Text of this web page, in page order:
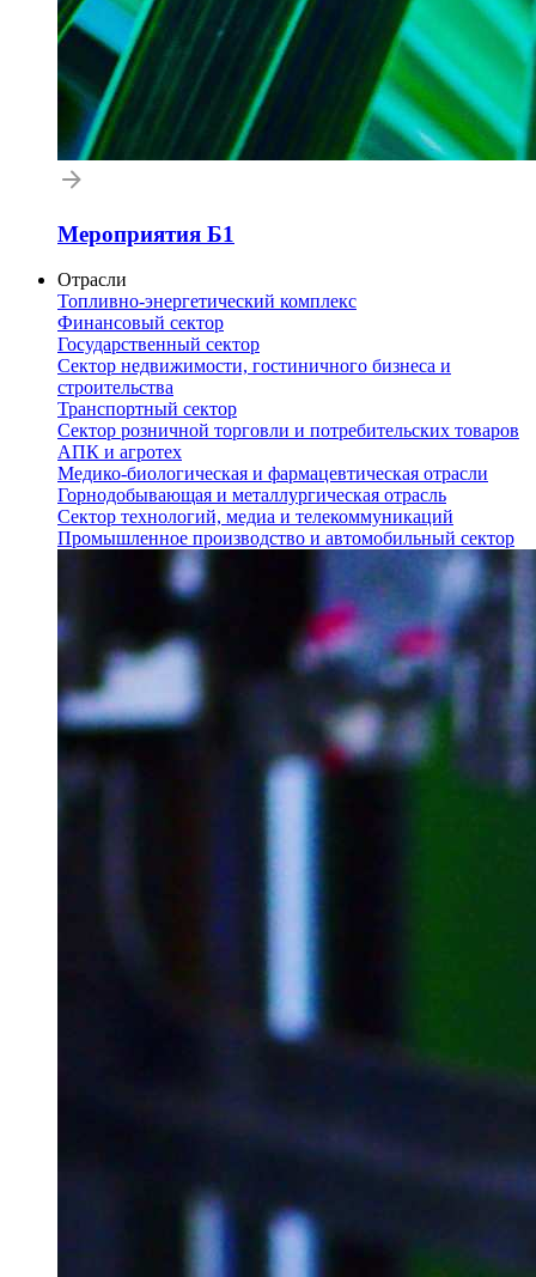
Мероприятия Б1
Отрасли
Топливно-энергетический комплекс
Финансовый сектор
Государственный сектор
Сектор недвижимости, гостиничного бизнеса и
строительства
Транспортный сектор
Сектор розничной торговли и потребительских товаров
АПК и агротех
Медико-биологическая и фармацевтическая отрасли
Горнодобывающая и металлургическая отрасль
Сектор технологий, медиа и телекоммуникаций
Промышленное производство и автомобильный сектор